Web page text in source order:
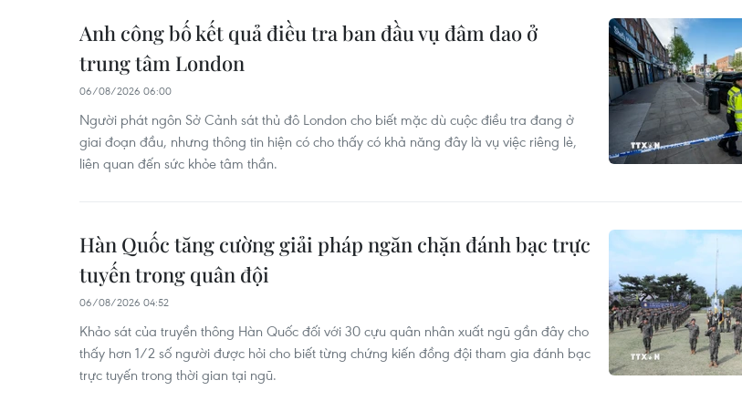
Anh công bố kết quả điều tra ban đầu vụ đâm dao ở
trung tâm London
06/08/2026 06:00
Người phát ngôn Sở Cảnh sát thủ đô London cho biết mặc dù cuộc điều tra đang ở
giai đoạn đầu, nhưng thông tin hiện có cho thấy có khả năng đây là vụ việc riêng lẻ,
liên quan đến sức khỏe tâm thần.
Hàn Quốc tăng cường giải pháp ngăn chặn đánh bạc trực
tuyến trong quân đội
06/08/2026 04:52
Khảo sát của truyền thông Hàn Quốc đối với 30 cựu quân nhân xuất ngũ gần đây cho
thấy hơn 1/2 số người được hỏi cho biết từng chứng kiến đồng đội tham gia đánh bạc
trực tuyến trong thời gian tại ngũ.